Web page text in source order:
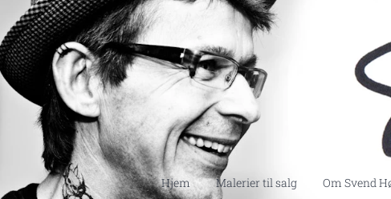
Hjem Malerier til salg Om Svend